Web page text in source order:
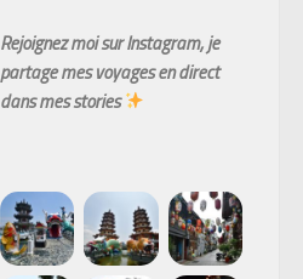
Rejoignez moi sur Instagram, je
partage mes voyages en direct
dans mes stories